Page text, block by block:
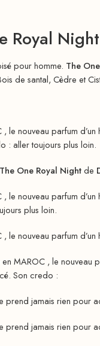
Royal
pour homme. The
de santal, Cèdre et
le nouveau parfum
: aller toujours plus loin.
The One Royal Nightde
le nouveau parfum
plus loin.
le nouveau parfum
MAROC , le nouveau
Son credo :
jamais rien pour
jamais rien pour